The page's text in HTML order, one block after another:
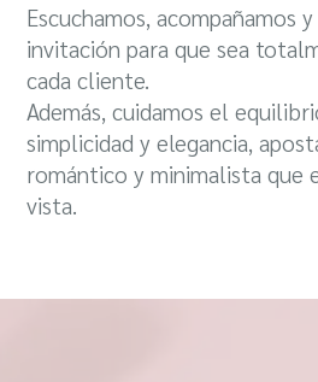
Escuchamos, acompañamos
invitación para que sea
cada cliente.
Además, cuidamos el
simplicidad y elegancia,
romántico y minimalista que
vista.